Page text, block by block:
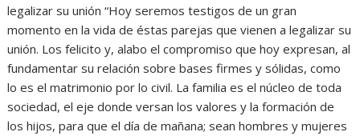
legalizar su unión “Hoy seremos testigos de un gran
momento en la vida de éstas parejas que vienen a legalizar su
unión. Los felicito y, alabo el compromiso que hoy expresan, al
fundamentar su relación sobre bases firmes y sólidas, como
lo es el matrimonio por lo civil. La familia es el núcleo de toda
sociedad, el eje donde versan los valores y la formación de
los hijos, para que el día de mañana; sean hombres y mujeres